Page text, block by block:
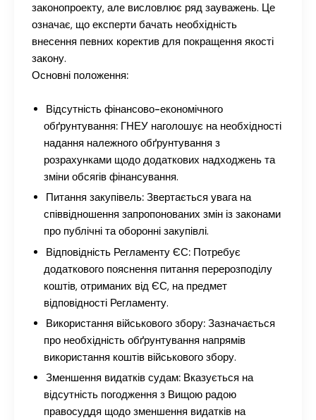
законопроекту, але висловлює ряд зауважень. Це
означає, що експерти бачать необхідність
внесення певних коректив для покращення якості
закону.
Основні положення:
Відсутність фінансово-економічного
обґрунтування: ГНЕУ наголошує на необхідності
надання належного обґрунтування з
розрахунками щодо додаткових надходжень та
зміни обсягів фінансування.
Питання закупівель: Звертається увага на
співвідношення запропонованих змін із законами
про публічні та оборонні закупівлі.
Відповідність Регламенту ЄС: Потребує
додаткового пояснення питання перерозподілу
коштів, отриманих від ЄС, на предмет
відповідності Регламенту.
Використання військового збору: Зазначається
про необхідність обґрунтування напрямів
використання коштів військового збору.
Зменшення видатків судам: Вказується на
відсутність погодження з Вищою радою
правосуддя щодо зменшення видатків на